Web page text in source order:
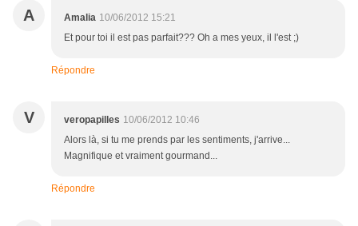
A Amalia 10/06/2012 15:21
Et pour toi il est pas parfait??? Oh a mes yeux, il l'est ;)
Répondre
V veropapilles 10/06/2012 10:46
Alors là, si tu me prends par les sentiments, j'arrive...
Magnifique et vraiment gourmand...
Répondre